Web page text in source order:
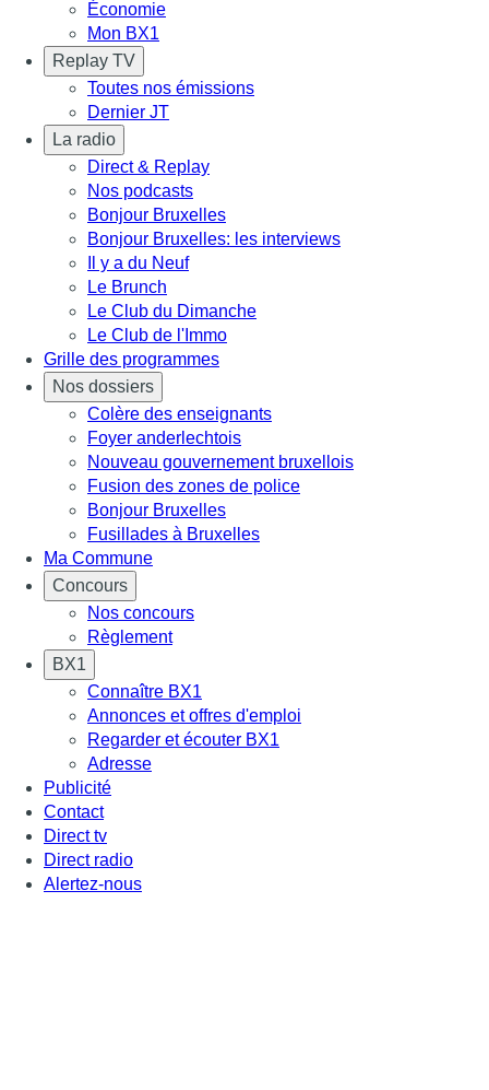
Économie
Mon BX1
Replay TV
Toutes nos émissions
Dernier JT
La radio
Direct & Replay
Nos podcasts
Bonjour Bruxelles
Bonjour Bruxelles: les interviews
Il y a du Neuf
Le Brunch
Le Club du Dimanche
Le Club de l'Immo
Grille des programmes
Nos dossiers
Colère des enseignants
Foyer anderlechtois
Nouveau gouvernement bruxellois
Fusion des zones de police
Bonjour Bruxelles
Fusillades à Bruxelles
Ma Commune
Concours
Nos concours
Règlement
BX1
Connaître BX1
Annonces et offres d'emploi
Regarder et écouter BX1
Adresse
Publicité
Contact
Direct tv
Direct radio
Alertez-nous